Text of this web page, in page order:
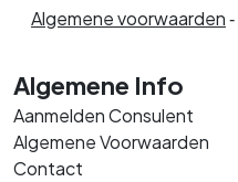
Algemene voorwaarden‐
Algemene Info
Aanmelden Consulent
Algemene Voorwaarden
Contact